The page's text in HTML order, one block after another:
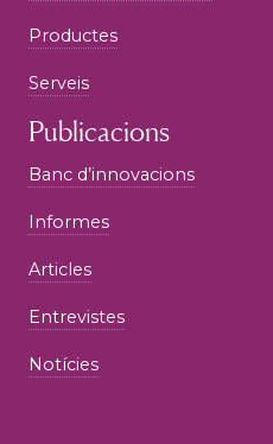
Productes
Serveis
Publicacions
Banc d’innovacions
Informes
Articles
Entrevistes
Notícies